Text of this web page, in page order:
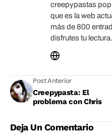
creepypastas
que es la web
más de 800
disfrutes tu lectura.
Post Anterior
Creepypasta: El
problema con Chris
Deja Un Comentario